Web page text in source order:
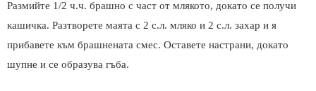
Размийте 1/2 ч.ч. брашно с част от млякото, докато се получи
кашичка. Разтворете маята с 2 с.л. мляко и 2 с.л. захар и я
прибавете към брашнената смес. Оставете настрани, докато
шупне и се образува гъба.